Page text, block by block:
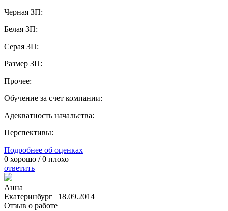
Черная ЗП:
Белая ЗП:
Серая ЗП:
Размер ЗП:
Прочее:
Обучение за счет компании:
Адекватность начальства:
Перспективы:
Подробнее об оценках
0 хорошо /0 плохо
ответить
Анна
Екатеринбург | 18.09.2014
Отзыв о работе